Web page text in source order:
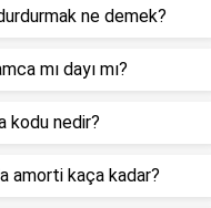
ne demek?
mı dayı mı?
kodu nedir?
amorti kaça kadar?